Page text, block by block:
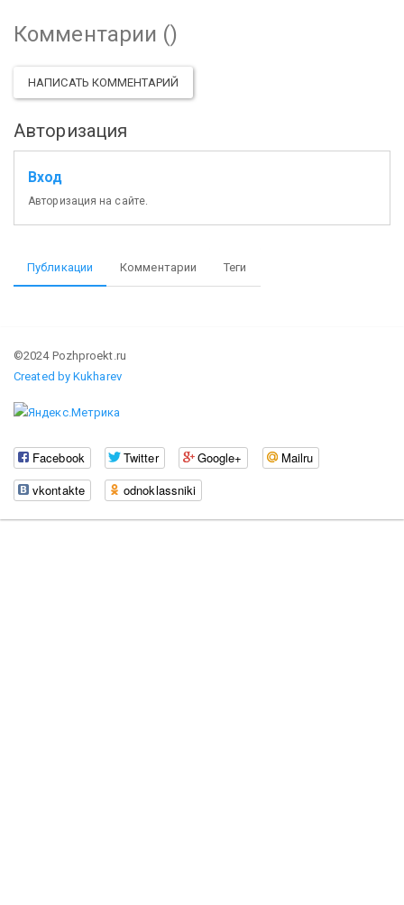
Комментарии ()
НАПИСАТЬ КОММЕНТАРИЙ
Авторизация
Вход
Авторизация на сайте.
Публикации Комментарии Теги
©2024 Pozhproekt.ru
Created by Kukharev
Facebook Twitter Google+
Mailru
vkontakte
odnoklassniki